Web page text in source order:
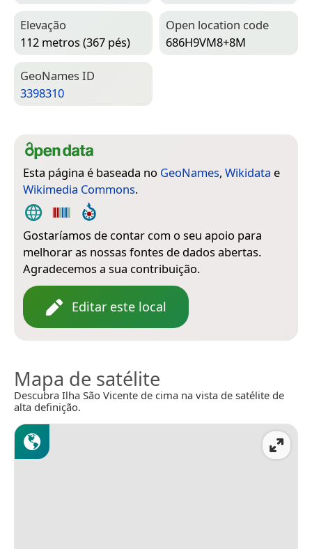
Elevação
112 metros (367 pés)
Open location code
686H9VM8+8M
Geo­Names ID
3398310
Esta página é baseada no GeoNames, Wikidata e
Wikimedia Commons.
Gostaríamos de contar com o seu apoio para
melhorar as nossas fontes de dados abertas.
Agradecemos a sua contribuição.
Editar este local
Mapa de satélite
Descubra Ilha São Vicente de cima na vista de satélite de
alta definição.